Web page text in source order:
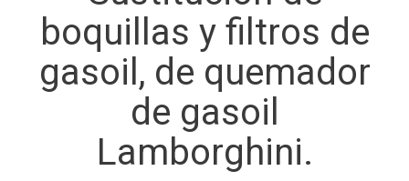
boquillas y filtros de
gasoil, de quemador
de gasoil
Lamborghini.